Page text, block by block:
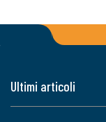
Ultimi articoli